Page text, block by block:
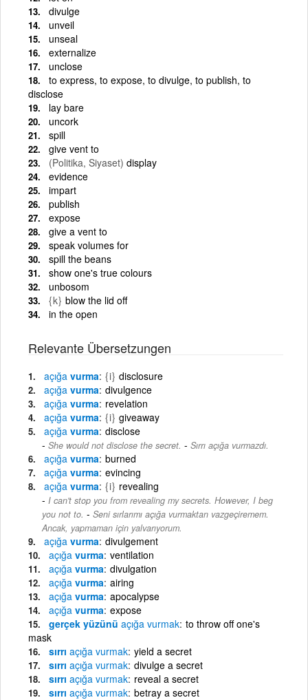
divulge
unveil
unseal
externalize
unclose
to express, to expose, to divulge, to publish, to
disclose
lay bare
uncork
spill
give vent to
(Politika, Siyaset) display
evidence
impart
publish
expose
give a vent to
speak volumes for
spill the beans
show one's true colours
unbosom
{k} blow the lid off
in the open
Relevante Übersetzungen
açığa vurma {i} disclosure
açığa vurma divulgence
açığa vurma revelation
açığa vurma {i} giveaway
açığa vurma disclose
She would not disclose the secret. - Sırrı açığa vurmazdı.
açığa vurma burned
açığa vurma evincing
açığa vurma {i} revealing
I can't stop you from revealing my secrets. However, I beg
you not to. - Seni sırlarımı açığa vurmaktan vazgeçiremem.
Ancak, yapmaman için yalvarıyorum.
açığa vurma divulgement
açığa vurma ventilation
açığa vurma divulgation
açığa vurma airing
açığa vurma apocalypse
açığa vurma expose
gerçek yüzünü açığa vurmak to throw off one's
mask
sırrı açığa vurmak yield a secret
sırrı açığa vurmak divulge a secret
sırrı açığa vurmak reveal a secret
sırrı açığa vurmak betray a secret